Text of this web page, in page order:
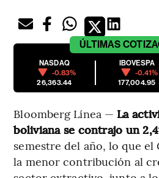
ÚLTIMAS
NASDAQ
-0.83%
26,363.44
IBOVESPA
-0.41%
177,004.95
Bloomberg Línea — La
boliviana se contrajo un
semestre del año, lo que el
la menor contribución al